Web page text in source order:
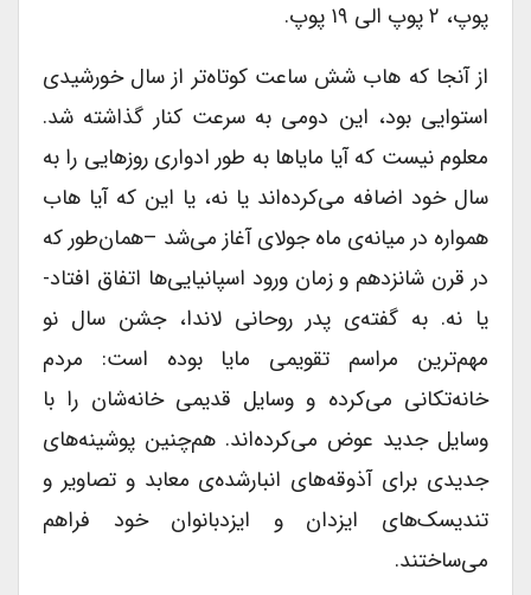
پوپ، ۲ پوپ الی ۱۹ پوپ.
از آنجا که هاب شش ساعت کوتاه‌تر از سال خورشیدی
استوایی بود، این دومی به سرعت کنار گذاشته شد.
معلوم نیست که آیا مایاها به طور ادواری روزهایی را به
سال خود اضافه می‌کرده‌اند یا نه، یا این که آیا هاب
همواره در میانه‌ی ماه جولای آغاز می‌شد –همان‌طور که
در قرن شانزدهم و زمان ورود اسپانیایی‌ها اتفاق افتاد-
یا نه. به گفته‌ی پدر روحانی لاندا، جشن سال نو
مهم‌ترین مراسم تقویمی مایا بوده است: مردم
خانه‌تکانی می‌کرده و وسایل قدیمی خانه‌شان را با
وسایل جدید عوض می‌کرده‌اند. هم‌چنین پوشینه‌های
جدیدی برای آذوقه‌های انبارشده‌ی معابد و تصاویر و
تندیسک‌های ایزدان و ایزدبانوان خود فراهم
می‌ساختند.